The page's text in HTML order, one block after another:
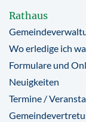
Rathaus
Wo erledige ich
Formulare und
Neuigkeiten
Termine /